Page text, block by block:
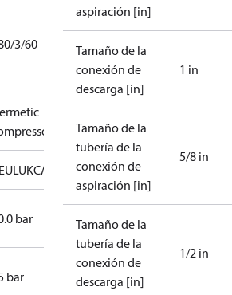
3/60
ULUKCA
bar
bar
aspiración [in]
Tamaño de la
conexión de
descarga [in]
1 in
Tamaño de la
tubería de la
conexión de
aspiración [in]
5/8 in
Tamaño de la
tubería de la
conexión de
descarga [in]
1/2 in